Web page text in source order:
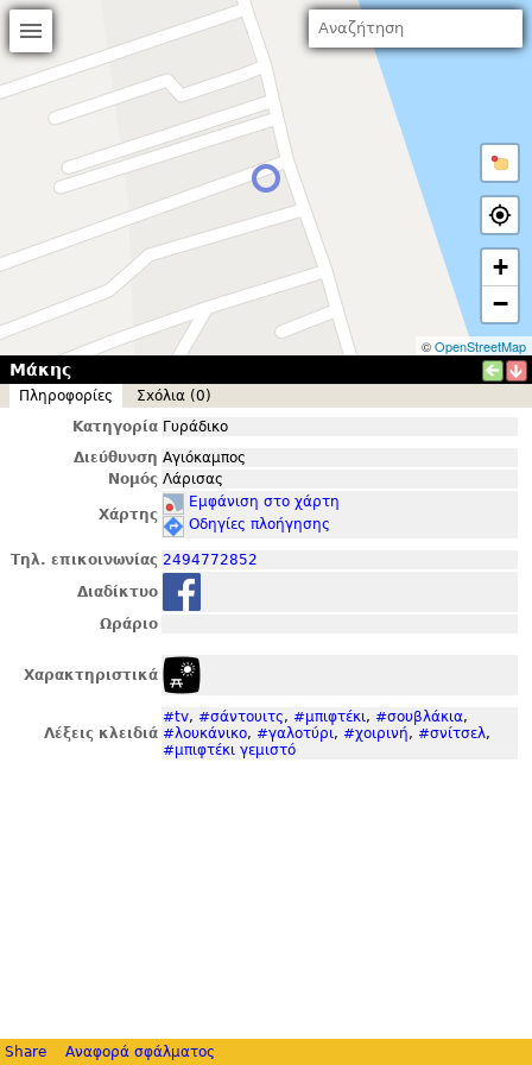
+
−
©OpenStreetMap
Μάκης
Πληροφορίες
Σxόλια (0)
Κατηγορία Γυράδικο
Διεύθυνση Αγιόκαμπος
Νομός Λάρισας
Χάρτης
Εμφάνιση στο χάρτη
Οδηγίες πλοήγησης
Τηλ. επικοινωνίας 2494772852
Διαδίκτυο
Ωράριο
Χαρακτηριστικά
Λέξεις κλειδιά
#tv, #σάντουιτς, #μπιφτέκι, #σουβλάκια,
#λουκάνικο, #γαλοτύρι, #χοιρινή, #σνίτσελ,
#μπιφτέκι γεμιστό
Share Αναφορά σφάλματος